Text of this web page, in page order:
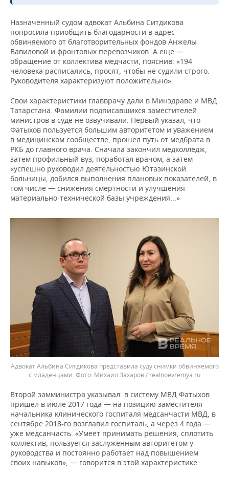
Назначенный судом адвокат Альбина Ситдикова
попросила приобщить благодарности в адрес
обвиняемого от благотворительных фондов Анжелы
Вавиловой и фронтовых перевозчиков. А еще —
обращение от коллектива медчасти, пояснив: «194
человека расписались, просят, чтобы не судили строго.
Руководителя характеризуют положительно».
Свои характеристики главврачу дали в Минздраве и МВД
Татарстана. Фамилии подписавшихся заместителей
министров в суде не озвучивали. Первый указал, что
Фатыхов пользуется большим авторитетом и уважением
в медицинском сообществе, прошел путь от медбрата в
РКБ до главного врача. Сначала закончил медколледж,
затем профильный вуз, поработал врачом, а затем
«успешно руководил деятельностью Ютазинской
больницы, добился выполнения плановых показателей, в
том числе — снижения смертности и улучшения
материально-технической базы учреждения...»
Адвокат Альбина Ситдикова представила суду снимки обвиняемого
с младенцами.
Михаил Захаров / realnoevremya.ru
Второй замминистра указывал: в систему МВД Фатыхов
пришел в июле 2017 года — на позицию заместителя
начальника клинического госпиталя медсанчасти МВД, в
сентябре 2018-го возглавил госпиталь, а через 4 года —
уже медсанчасть. «Умеет принимать решения, сплотить
коллектив, пользуется заслуженным авторитетом у
руководства и постоянно работает над повышением
своих навыков», — говорится в этой характеристике.